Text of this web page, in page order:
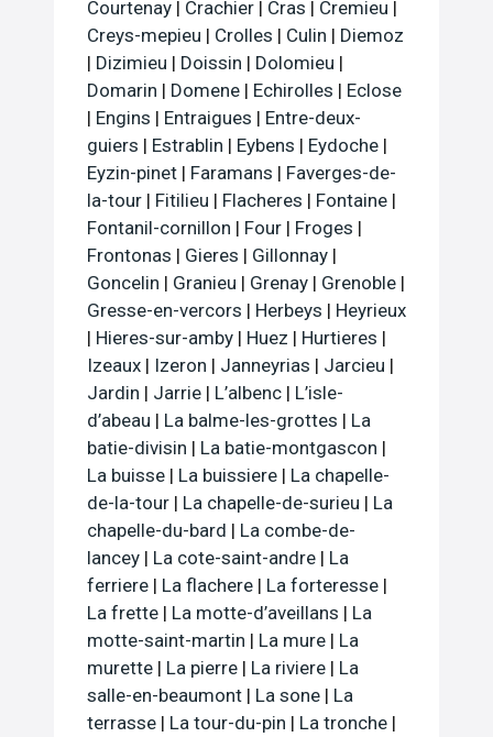
Courtenay | Crachier | Cras | Cremieu |
Creys-mepieu | Crolles | Culin | Diemoz
| Dizimieu | Doissin | Dolomieu |
Domarin | Domene | Echirolles | Eclose
| Engins | Entraigues | Entre-deux-
guiers | Estrablin | Eybens | Eydoche |
Eyzin-pinet | Faramans | Faverges-de-
la-tour | Fitilieu | Flacheres | Fontaine |
Fontanil-cornillon | Four | Froges |
Frontonas | Gieres | Gillonnay |
Goncelin | Granieu | Grenay | Grenoble |
Gresse-en-vercors | Herbeys | Heyrieux
| Hieres-sur-amby | Huez | Hurtieres |
Izeaux | Izeron | Janneyrias | Jarcieu |
Jardin | Jarrie | L’albenc | L’isle-
d’abeau | La balme-les-grottes | La
batie-divisin | La batie-montgascon |
La buisse | La buissiere | La chapelle-
de-la-tour | La chapelle-de-surieu | La
chapelle-du-bard | La combe-de-
lancey | La cote-saint-andre | La
ferriere | La flachere | La forteresse |
La frette | La motte-d’aveillans | La
motte-saint-martin | La mure | La
murette | La pierre | La riviere | La
salle-en-beaumont | La sone | La
terrasse | La tour-du-pin | La tronche |